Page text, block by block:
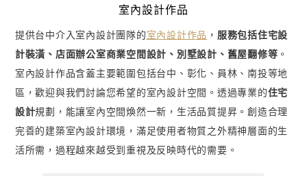
室內設計作品
提供台中介入室內設計團隊的室內設計作品 ， 服務包括住宅設
計裝潢、店面辦公室商業空間設計、別墅設計、舊屋翻修等 。
室內設計作品含蓋主要範圍包括台中、彰化、員林、南投等地
區，歡迎與我們討論您希望的室內設計空間。透過專業的住宅
設計規劃，能讓室內空間煥然一新，生活品質提昇。創造合理
完善的建築室內設計環境，滿足使用者物質之外精神層面的生
活所需，過程越來越受到重視及反映時代的需要。